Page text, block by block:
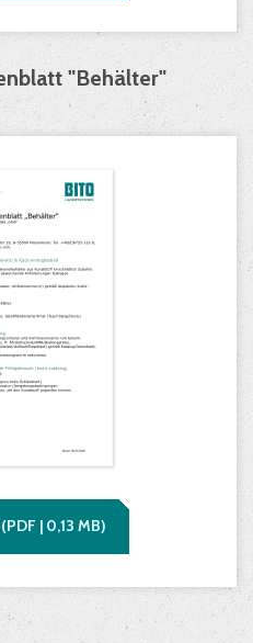
"Behälter"
(PDF | 0,13 MB)